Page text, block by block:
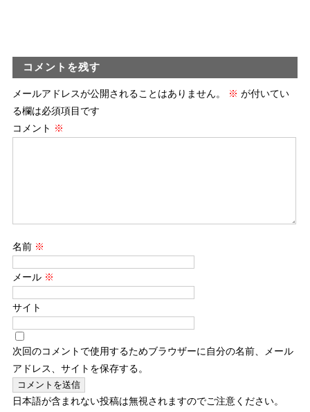
コメントを残す
メールアドレスが公開されることはありません。 ※ が付いてい
る欄は必須項目です
コメント ※
名前 ※
メール ※
サイト
次回のコメントで使用するためブラウザーに自分の名前、メール
アドレス、サイトを保存する。
日本語が含まれない投稿は無視されますのでご注意ください。